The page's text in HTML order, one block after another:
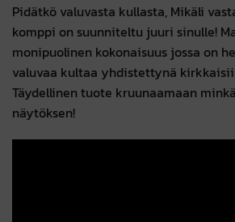
Pidätkö valuvasta kullasta, Mikäli
komppi on suunniteltu juuri sinulle!
monipuolinen kokonaisuus jossa on
valuvaa kultaa yhdistettynä
Täydellinen tuote kruunaamaan
näytöksen!